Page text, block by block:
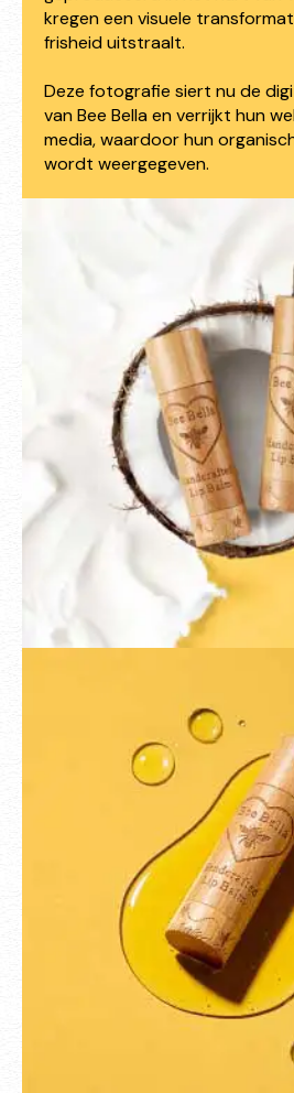
kregen een visuele
frisheid uitstraalt.
Deze fotografie siert nu de
van Bee Bella en verrijkt hun
media, waardoor hun
wordt weergegeven.